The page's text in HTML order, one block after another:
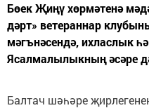
Бөек Җиңү хөрмәтенә
дәрт» ветераннар
мәгънәсендә, ихласлык
Ясалмалылыкның әсәре
Балтач шәһәре